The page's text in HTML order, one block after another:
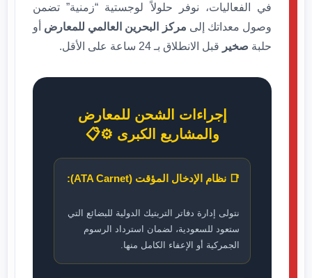
في الفعاليات، نوفر حلولاً لوجستية “زمنية” تضمن
وصول معداتك إلى مركز البحرين العالمي للمعارض أو
حلبة صخير قبل الانطلاق بـ 24 ساعة على الأقل.
إجراءات الشحن للمعارض
والمشاريع الكبرى ⚙️📋
📑 نظام الإدخال المؤقت (ATA Carnet):
نتولى إدارة دفاتر التربتيك الدولية للبضائع التي
ستعود للسعودية، لضمان استرداد الرسوم
الجمركية أو الإعفاء الكامل منها.